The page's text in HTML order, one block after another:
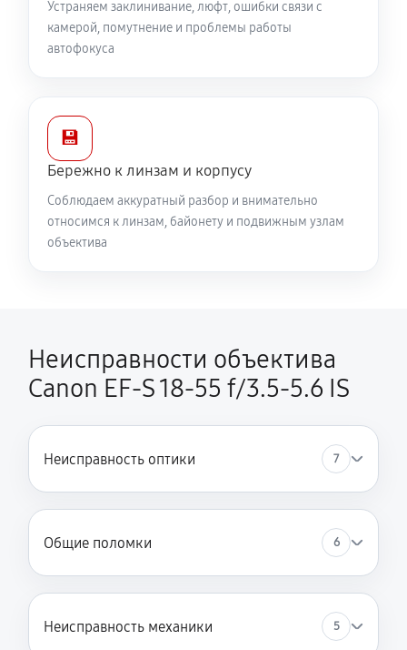
Устраняем заклинивание, люфт, ошибки связи с
камерой, помутнение и проблемы работы
автофокуса
💾
Бережно к линзам и корпусу
Соблюдаем аккуратный разбор и внимательно
относимся к линзам, байонету и подвижным узлам
объектива
Неисправности объектива
Canon EF-S 18-55 f/3.5-5.6 IS
Неисправность оптики 7
Общие поломки 6
Неисправность механики 5